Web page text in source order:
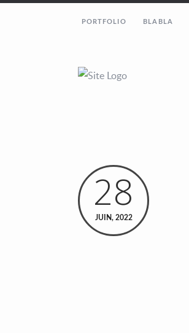
PORTFOLIO BLABLA
28
JUIN, 2022